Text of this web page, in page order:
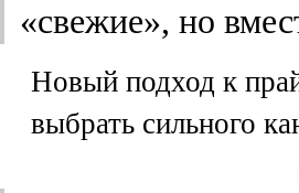
«свежие», но
Новый подход к
выбрать сильного